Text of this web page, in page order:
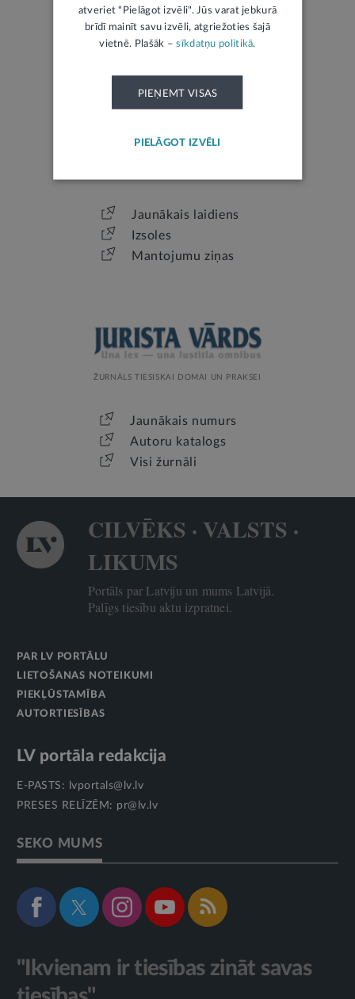
Jaunākie tiesību akti
Visvairāk skatītie
Visi likumi
Jaunākais laidiens
Izsoles
Mantojumu ziņas
ŽURNĀLS TIESISKAI DOMAI UN PRAKSEI
Jaunākais numurs
Autoru katalogs
Visi žurnāli
CILVĒKS · VALSTS ·
LIKUMS
Portāls par Latviju un mums Latvijā.
Palīgs tiesību aktu izpratnei.
PAR LV PORTĀLU
LIETOŠANAS NOTEIKUMI
PIEKĻŪSTAMĪBA
AUTORTIESĪBAS
LV portāla redakcija
E-PASTS:
lvportals@lv.lv
PRESES RELĪZĒM: pr@lv.lv
SEKO MUMS
"Ikvienam ir tiesības zināt savas
atveriet "Pielāgot izvēli". Jūs varat jebkurā
brīdī mainīt savu izvēli, atgriežoties šajā
vietnē. Plašāk –sīkdatņu politikā.
PIEŅEMT VISAS
PIELĀGOT IZVĒLI